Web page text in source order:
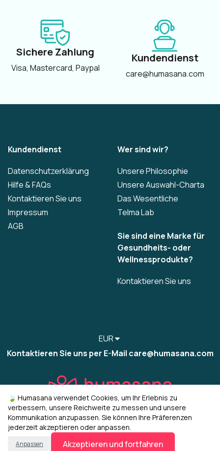
Sichere Zahlung
Visa, Mastercard, Paypal
Kundendienst
care@humasana.com
Kundendienst
Datenschutzerklärung
Hilfe & FAQs
Kontaktieren Sie uns
Impressum
AGB
Wer sind wir?
Unsere Philosophie
Unsere Auswahl-Charta
Das Wesentliche
Telma Lab
Sie sind eine Marke für
Gesundheits- oder
Wellnessprodukte?
Kontaktieren Sie uns
EUR
Kontaktieren Sie uns per E-Mail care@humasana.com
© 2022-2026 humasana Cookies verwalten
🍃 Humasana verwendet Cookies, um Ihr Erlebnis zu
verbessern, unsere Reichweite zu messen und unsere
Kommunikation anzupassen. Sie können Ihre Präferenzen
jederzeit akzeptieren oder anpassen.
Anpassen Akzeptieren und fortfahren